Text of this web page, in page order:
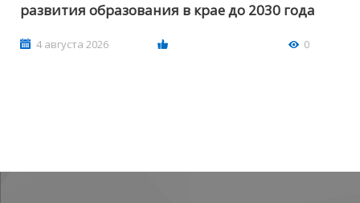
развития образования в крае до 2030 года
4 августа 2026 0